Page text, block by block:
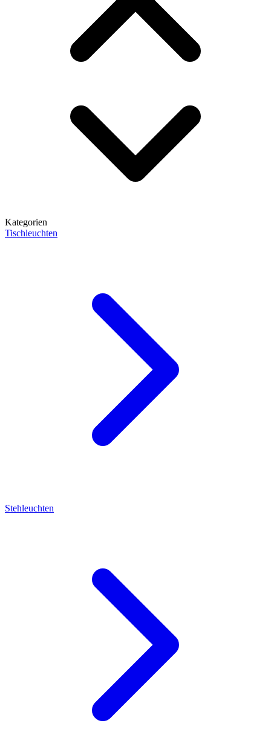
Kategorien
Tischleuchten
Stehleuchten